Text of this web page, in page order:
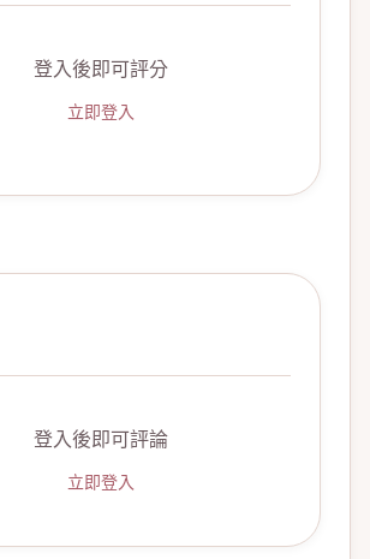
登入後即可評分
立即登入
登入後即可評論
立即登入